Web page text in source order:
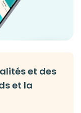
et des
et la